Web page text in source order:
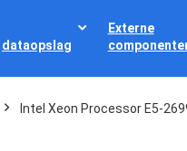
dataopslag
Externe
Intel Xeon Processor E5-